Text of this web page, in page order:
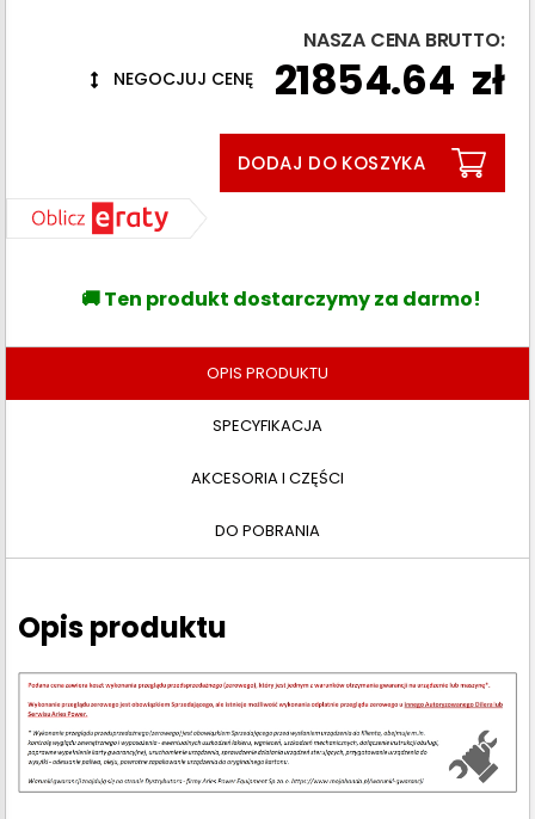
NASZA CENA BRUTTO:
NEGOCJUJ CENĘ 21854.64 zł
DODAJ DO KOSZYKA
🚚 Ten produkt dostarczymy za darmo!
OPIS PRODUKTU
SPECYFIKACJA
AKCESORIA I CZĘŚCI
DO POBRANIA
Opis produktu